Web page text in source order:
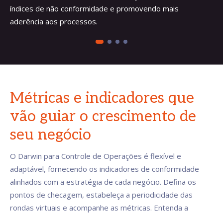
índices de não conformidade e promovendo mais
aderência aos processos.
Métricas e indicadores que
vão guiar o crescimento de
seu negócio
O Darwin para Controle de Operações é flexível e
adaptável, fornecendo os indicadores de conformidade
alinhados com a estratégia de cada negócio. Defina os
pontos de checagem, estabeleça a periodicidade das
rondas virtuais e acompanhe as métricas. Entenda a